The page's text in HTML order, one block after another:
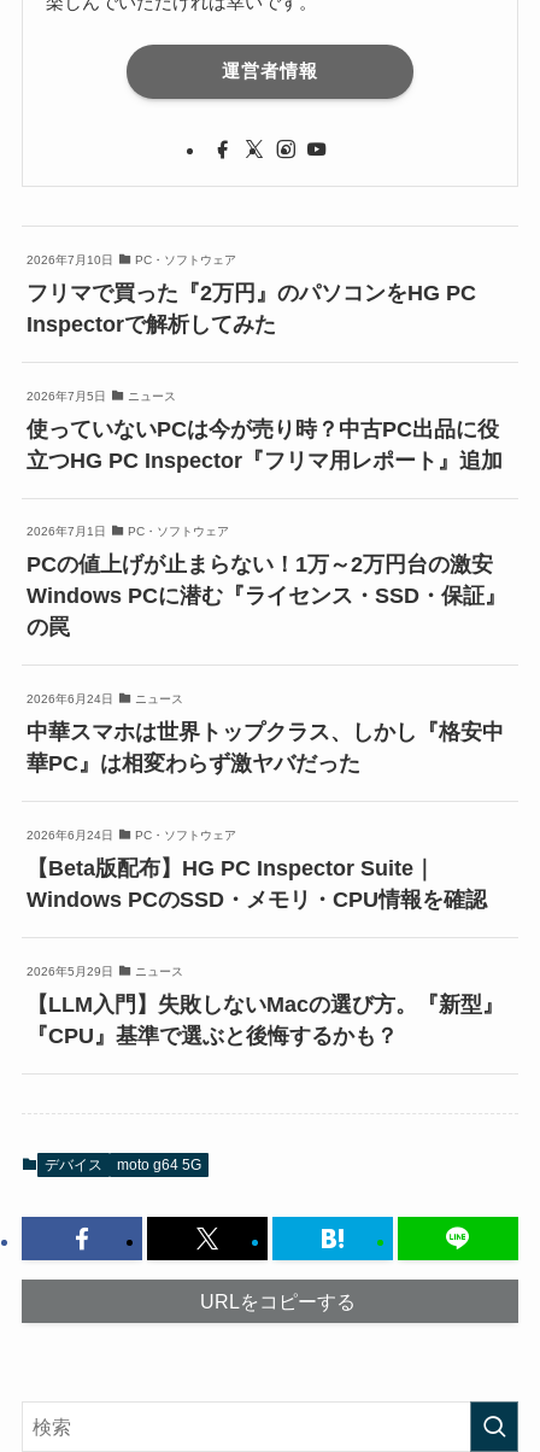
運営者情報
2026年7月10日 PC・ソフトウェア
フリマで買った『2万円』のパソコンをHG PC
Inspectorで解析してみた
2026年7月5日 ニュース
使っていないPCは今が売り時？中古PC出品に役
立つHG PC Inspector『フリマ用レポート』追加
2026年7月1日 PC・ソフトウェア
PCの値上げが止まらない！1万～2万円台の激安
Windows PCに潜む『ライセンス・SSD・保証』
の罠
2026年6月24日 ニュース
中華スマホは世界トップクラス、しかし『格安中
華PC』は相変わらず激ヤバだった
2026年6月24日 PC・ソフトウェア
【Beta版配布】HG PC Inspector Suite｜
Windows PCのSSD・メモリ・CPU情報を確認
2026年5月29日 ニュース
【LLM入門】失敗しないMacの選び方。『新型』
『CPU』基準で選ぶと後悔するかも？
デバイス moto g64 5G
URLをコピーする